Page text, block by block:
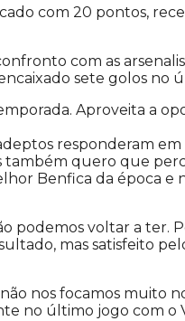
com 20 pontos,
com as
sete golos no
Aproveita a
responderam
também quero que
Benfica da época e
podemos voltar a ter.
mas satisfeito
nos focamos muito
no último jogo com o